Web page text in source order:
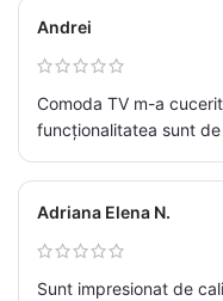
Andrei
Comoda TV m-a
funcționalitatea sunt
Adriana Elena N.
Sunt impresionat de